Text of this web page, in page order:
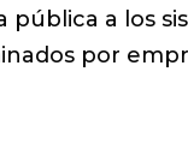
pública a los
por